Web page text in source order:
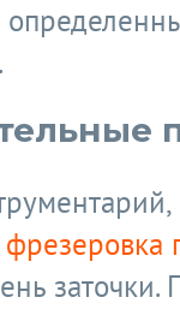
фрезеровка
заточки.